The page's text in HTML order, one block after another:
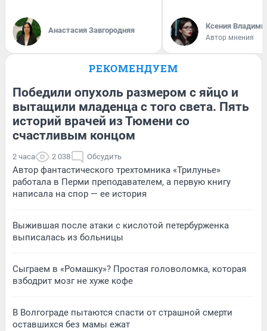
Анастасия Завгородняя Ксения
Автор мнения
РЕКОМЕНДУЕМ
Победили опухоль размером с яйцо и
вытащили младенца с того света. Пять
историй врачей из Тюмени со
счастливым концом
2 часа 2 038 Обсудить
Автор фантастического трехтомника «Трилунье»
работала в Перми преподавателем, а первую книгу
написала на спор — ее история
Выжившая после атаки с кислотой петербурженка
выписалась из больницы
Сыграем в «Ромашку»? Простая головоломка, которая
взбодрит мозг не хуже кофе
В Волгограде пытаются спасти от страшной смерти
оставшихся без мамы ежат